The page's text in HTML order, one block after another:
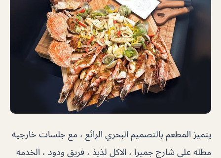
يتميز المطعم بالتصميم البحري الرائع ، مع جلسات خارجيه
مطله على شارج جميرا ، الاكل لذيذ ، فريق ودود ، الخدمه